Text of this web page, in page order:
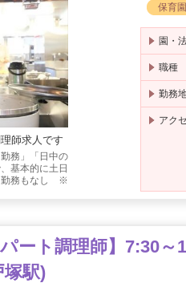
師求人です
務」「日中の
基本的に土日
勤務もなし ※
保育
園・
職種
勤務
アク
パート調理師】7:30
塚駅)